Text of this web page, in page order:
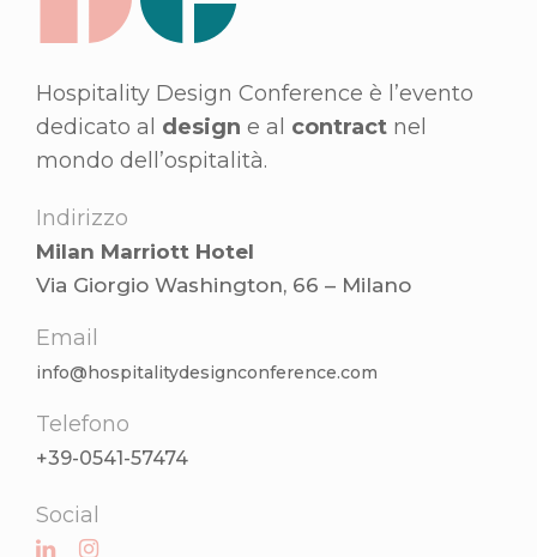
Hospitality Design Conference è l’evento
dedicato al design e al contract nel
mondo dell’ospitalità.
Indirizzo
Milan Marriott Hotel
Via Giorgio Washington, 66 – Milano
Email
info@hospitalitydesignconference.com
Telefono
+39-0541-57474
Social